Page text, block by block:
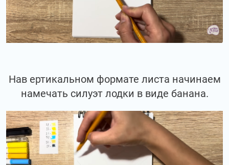
Нав ертикальном формате листа начинаем
намечать силуэт лодки в виде банана.